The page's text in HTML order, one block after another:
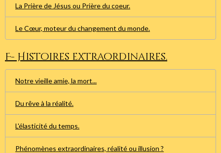
La Prière de Jésus ou Prière du coeur.
Le Cœur, moteur du changement du monde.
F- Histoires extraordinaires.
Notre vieille amie, la mort...
Du rêve à la réalité.
L'élasticité du temps.
Phénomènes extraordinaires, réalité ou illusion ?